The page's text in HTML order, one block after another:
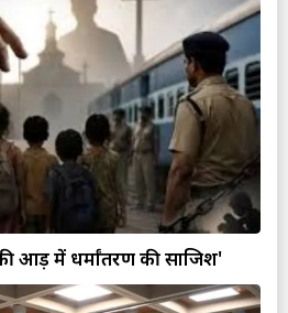
की आड़ में धर्मांतरण की साजिश'